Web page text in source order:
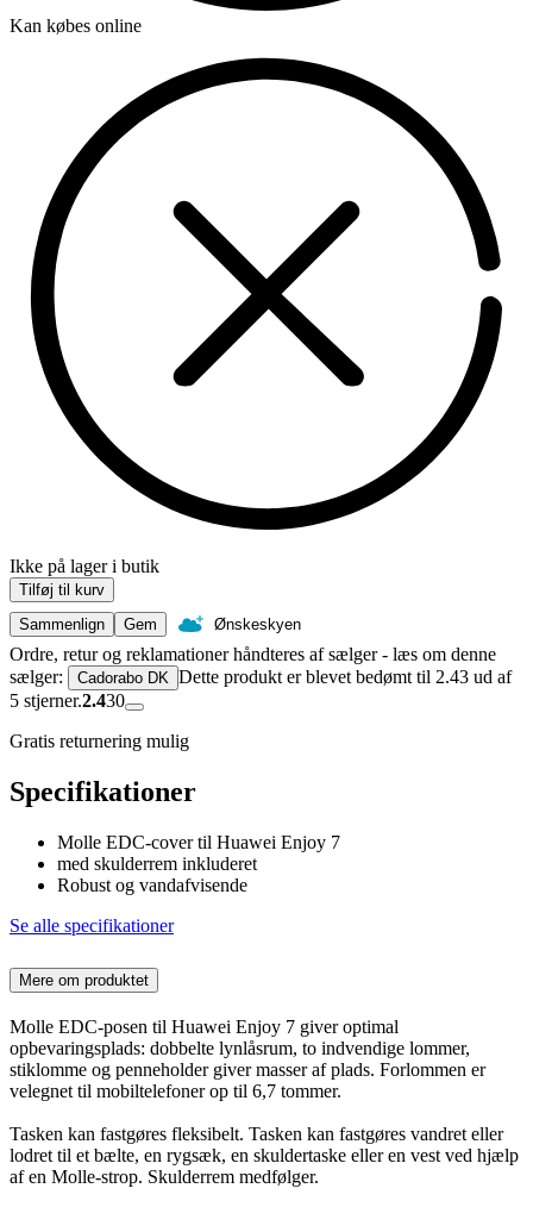
Kan købes online
Ikke på lager i butik
Tilføj til kurv
Sammenlign
Gem Ønskeskyen
Ordre, retur og reklamationer håndteres af sælger - læs om denne
sælger:
Cadorabo DK Dette produkt er blevet bedømt til 2.43 ud af
5 stjerner.2.430
Gratis returnering mulig
Specifikationer
Molle EDC-cover til Huawei Enjoy 7
med skulderrem inkluderet
Robust og vandafvisende
Se alle specifikationer
Mere om produktet
Molle EDC-posen til Huawei Enjoy 7 giver optimal
opbevaringsplads: dobbelte lynlåsrum, to indvendige lommer,
stiklomme og penneholder giver masser af plads. Forlommen er
velegnet til mobiltelefoner op til 6,7 tommer.
Tasken kan fastgøres fleksibelt. Tasken kan fastgøres vandret eller
lodret til et bælte, en rygsæk, en skuldertaske eller en vest ved hjælp
af en Molle-strop. Skulderrem medfølger.